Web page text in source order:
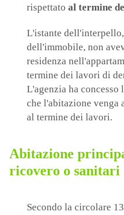
rispettato al termine
L'istante
dell'immobile, non
residenza
termine dei lavori di
L'agenzia ha concesso
che l'abitazione venga
al termine dei lavori.
Abitazione
ricovero o sanitari
Secondo la circolare